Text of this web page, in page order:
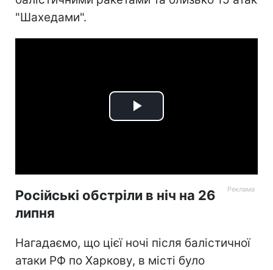
"Шахедами".
Play
Російські обстріли в ніч на 26
липня
Нагадаємо, що цієї ночі після балістичної
атаки РФ по Харкову, в місті було